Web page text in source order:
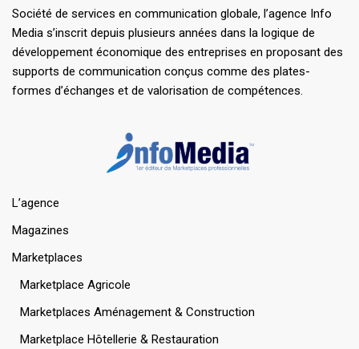
Société de services en communication globale, l’agence Info
Media s’inscrit depuis plusieurs années dans la logique de
développement économique des entreprises en proposant des
supports de communication conçus comme des plates-
formes d’échanges et de valorisation de compétences.
L’agence
Magazines
Marketplaces
Marketplace Agricole
Marketplaces Aménagement & Construction
Marketplace Hôtellerie & Restauration